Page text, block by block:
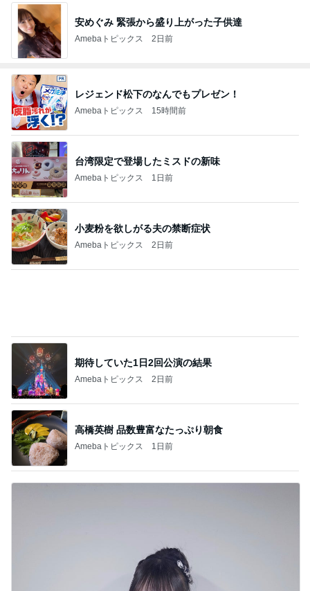
安めぐみ 緊張から盛り上がった子供達
Amebaトピックス 2日前
レジェンド松下のなんでもプレゼン！
Amebaトピックス 15時間前
台湾限定で登場したミスドの新味
Amebaトピックス 1日前
小麦粉を欲しがる夫の禁断症状
Amebaトピックス 2日前
高橋英樹 品数豊富なたっぷり朝食
Amebaトピックス 1日前
見られて大満足の楽しそうな顔